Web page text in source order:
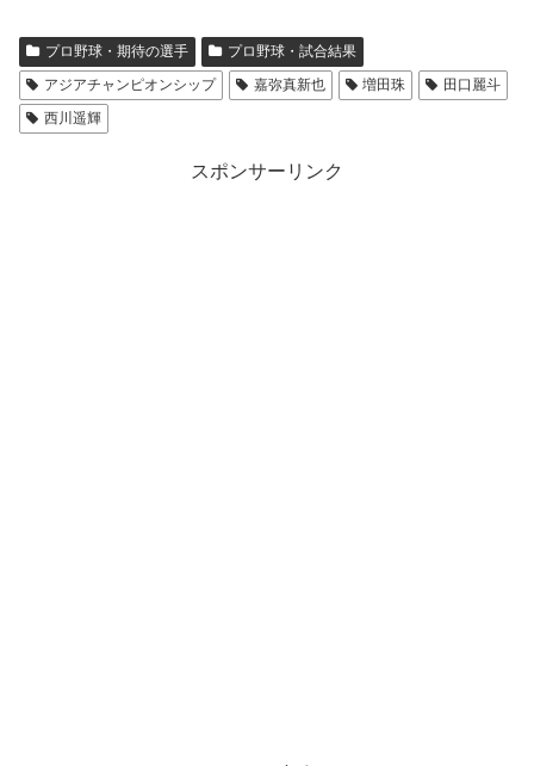
プロ野球・期待の選手
プロ野球・試合結果
アジアチャンピオンシップ
嘉弥真新也 増田珠
田口麗斗
西川遥輝
スポンサーリンク